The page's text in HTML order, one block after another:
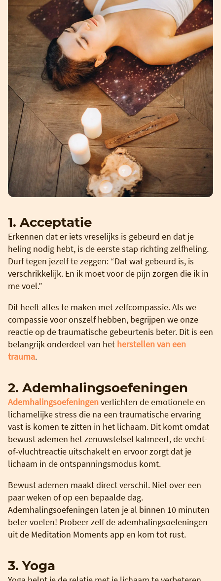
1. Acceptatie
Erkennen dat er iets vreselijks is gebeurd en dat je
heling nodig hebt, is de eerste stap richting zelfheling.
Durf tegen jezelf te zeggen: “Dat wat gebeurd is, is
verschrikkelijk. En ik moet voor de pijn zorgen die ik in
me voel.”
Dit heeft alles te maken met zelfcompassie. Als we
compassie voor onszelf hebben, begrijpen we onze
reactie op de traumatische gebeurtenis beter. Dit is een
belangrijk onderdeel van het herstellen van een
trauma.
2. Ademhalingsoefeningen
Ademhalingsoefeningenverlichten de emotionele en
lichamelijke stress die na een traumatische ervaring
vast is komen te zitten in het lichaam. Dit komt omdat
bewust ademen het zenuwstelsel kalmeert, de vecht-
of-vluchtreactie uitschakelt en ervoor zorgt dat je
lichaam in de ontspanningsmodus komt.
Bewust ademen maakt direct verschil. Niet over een
paar weken of op een bepaalde dag.
Ademhalingsoefeningen laten je al binnen 10 minuten
beter voelen! Probeer zelf de ademhalingsoefeningen
uit de Meditation Moments app en kom tot rust.
3. Yoga